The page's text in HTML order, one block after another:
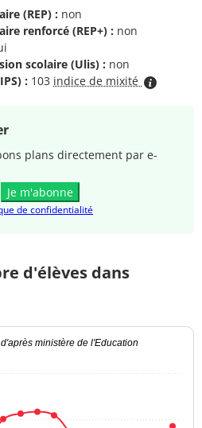
(REP) : non
renforcé (REP+) : non
scolaire (Ulis) : non
: 103 indice de mixité
plans directement par e-
Je m'abonne
de confidentialité
d'élèves dans
ministère de l'Education